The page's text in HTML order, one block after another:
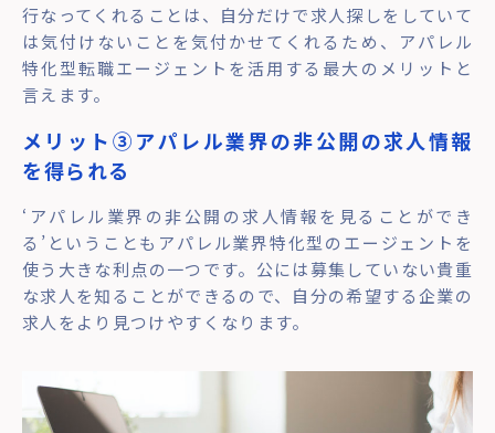
行なってくれることは、自分だけで求人探しをしていて
は気付けないことを気付かせてくれるため、アパレル
特化型転職エージェントを活用する最大のメリットと
言えます。
メリット③アパレル業界の非公開の求人情報
を得られる
‘アパレル業界の非公開の求人情報を見ることができ
る’ということもアパレル業界特化型のエージェントを
使う大きな利点の一つです。公には募集していない貴重
な求人を知ることができるので、自分の希望する企業の
求人をより見つけやすくなります。